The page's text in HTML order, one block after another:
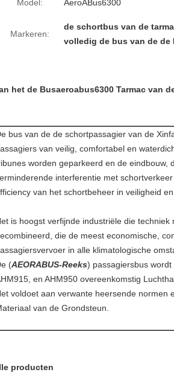
Model: AeroABus6300
Markeren:
de schortbus van de
volledig de bus van de
het de Busaeroabus6300 Tarmac van
bus van de de schortpassagier van de
van veilig, comfortabel en
worden geparkeerd en de eindbouw,
interferentie met
van het schortbeheer in veiligheid
is hoogst verfijnde industriële die
die de meest economische,
in alle klimatologische
(AEORABUS-Reeks) passagiersbus wordt
en AHM950 overeenkomstig
voldoet aan verwante heersende normen
van de Grondsteun.
producten